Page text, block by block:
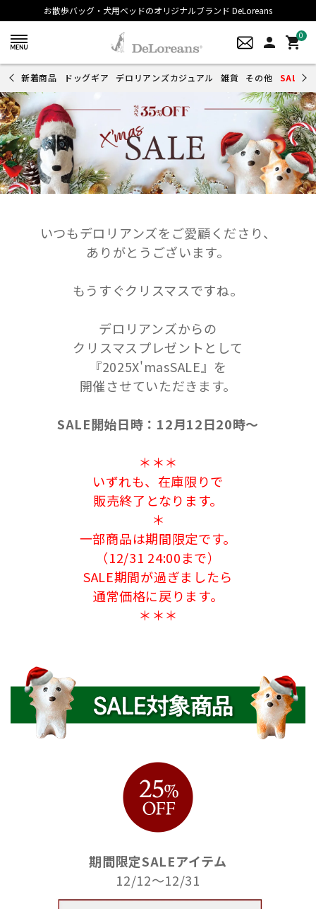
お散歩バッグ・犬用ベッドのオリジナルブランド DeLoreans
person 0
shopping_cart
新着商品 ドッグギア デロリアンズカジュアル 雑貨 その他 SALE
いつもデロリアンズをご愛顧くださり、
ありがとうございます。
もうすぐクリスマスですね。
デロリアンズからの
クリスマスプレゼントとして
『2025X'masSALE』を
開催させていただきます。
SALE開始日時：12月12日20時～
＊＊＊
いずれも、在庫限りで
販売終了となります。
＊
一部商品は期間限定です。
（12/31 24:00まで）
SALE期間が過ぎましたら
通常価格に戻ります。
＊＊＊
期間限定SALEアイテム
12/12～12/31